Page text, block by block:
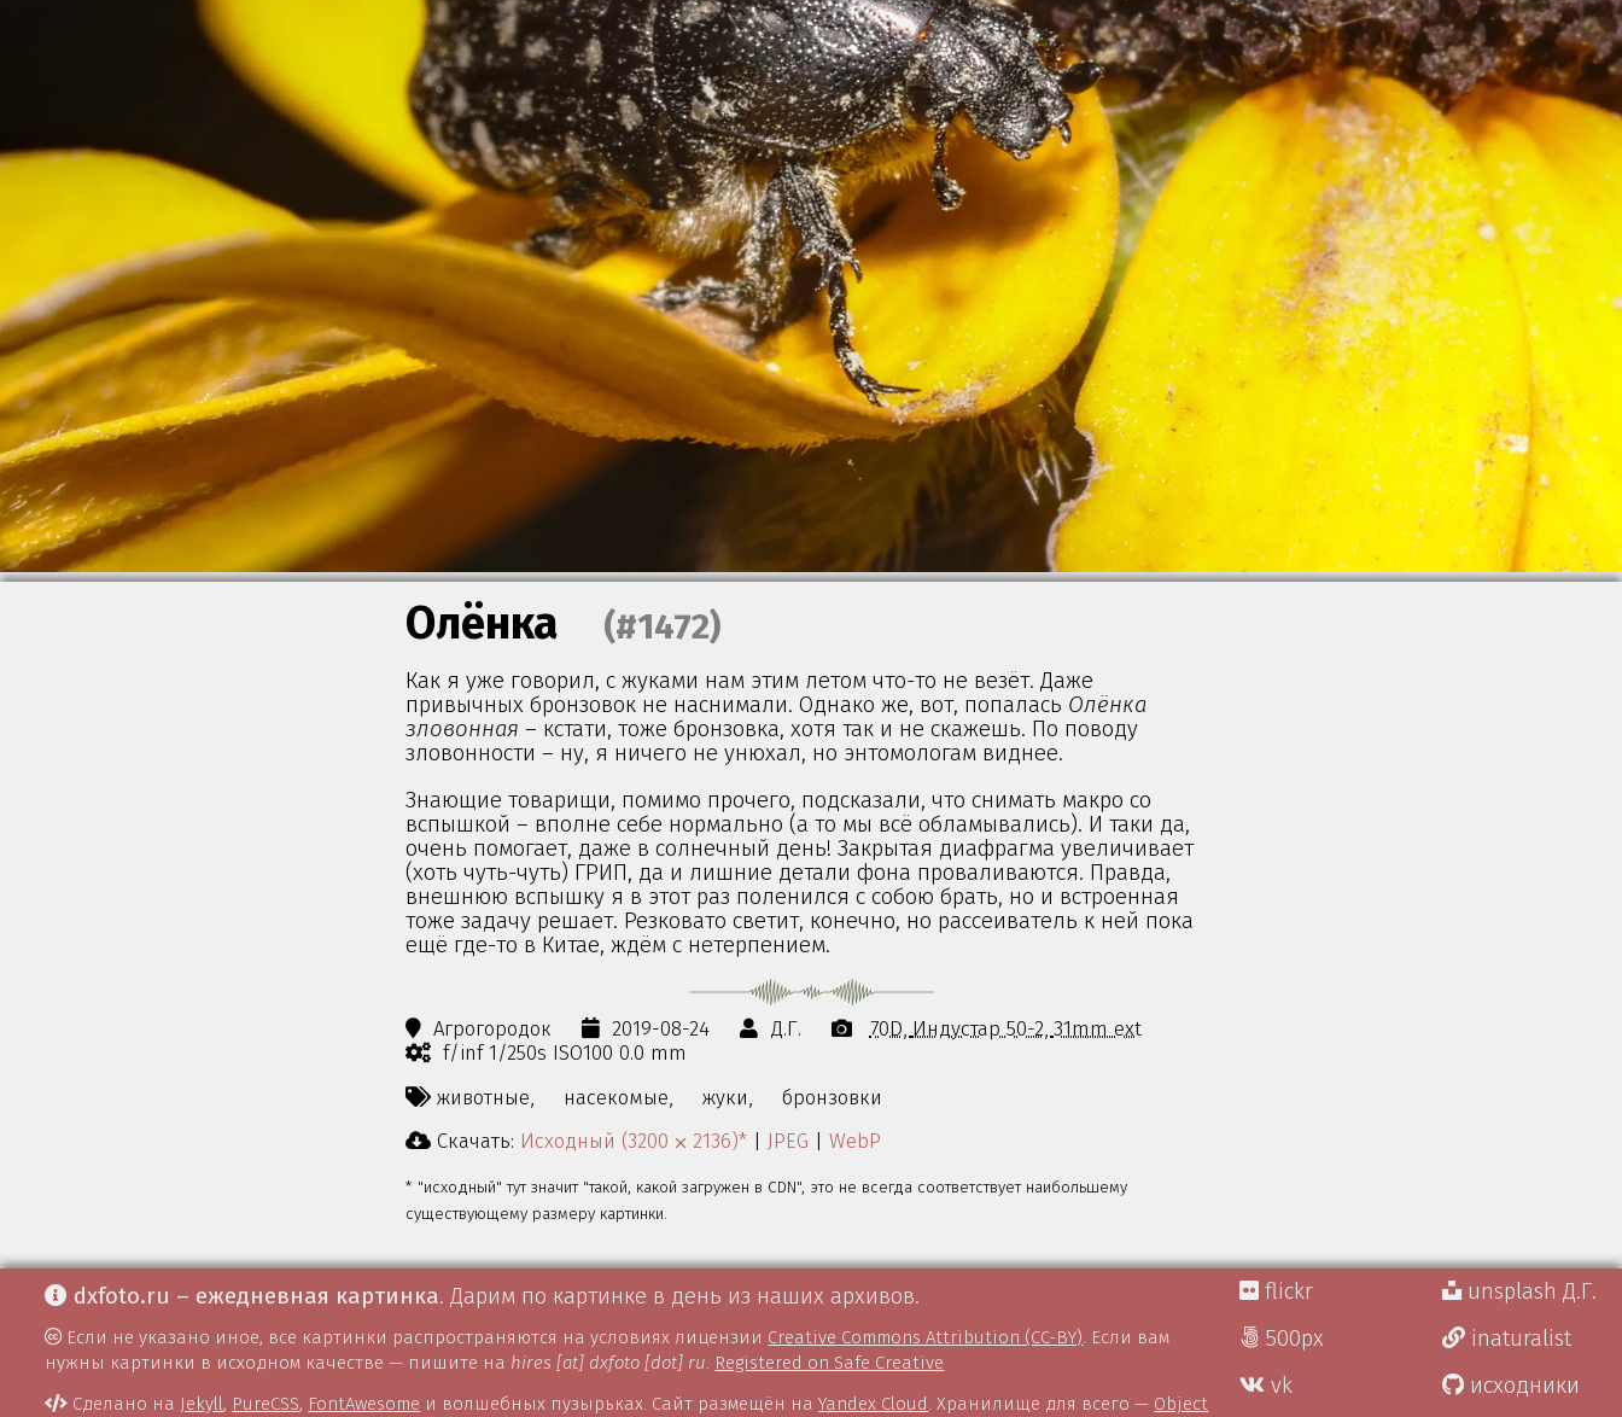
Олёнка (#1472)
Как я уже говорил, с жуками нам этим летом что-то не везёт. Даже
привычных бронзовок не наснимали. Однако же, вот, попалась Олёнка
зловонная – кстати, тоже бронзовка, хотя так и не скажешь. По поводу
зловонности – ну, я ничего не унюхал, но энтомологам виднее.
Знающие товарищи, помимо прочего, подсказали, что снимать макро со
вспышкой – вполне себе нормально (а то мы всё обламывались). И таки да,
очень помогает, даже в солнечный день! Закрытая диафрагма увеличивает
(хоть чуть-чуть) ГРИП, да и лишние детали фона проваливаются. Правда,
внешнюю вспышку я в этот раз поленился с собою брать, но и встроенная
тоже задачу решает. Резковато светит, конечно, но рассеиватель к ней пока
ещё где-то в Китае, ждём с нетерпением.
Агрогородок 2019-08-24 Д.Г. 70D Индустар 50-2 31mm ext
f/inf 1/250s ISO100 0.0 mm
животные,
насекомые, жуки,
бронзовки
Скачать: Исходный (3200 ⨉ 2136)* JPEG WebP
* "исходный" тут значит "такой, какой загружен в CDN", это не всегда соответствует наибольшему
существующему размеру картинки.
dxfoto.ru – ежедневная картинка. Дарим по картинке в день из наших архивов.
Если не указано иное, все картинки распространяются на условиях лицензии Creative Commons Attribution (CC-BY). Если вам
нужны картинки в исходном качестве — пишите на hires [at] dxfoto [dot] ru. Registered on Safe Creative
Сделано на Jekyll, PureCSS, FontAwesome и волшебных пузырьках. Сайт размещён наYandex Cloud. Хранилище для всего — Object
flickr
500px
vk
unsplash Д.Г.
inaturalist
исходники